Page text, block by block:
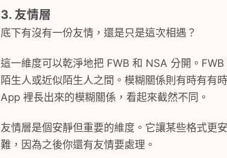
3. 友情層
底下有沒有一份友情，還是只是這次相遇？
這一維度可以乾淨地把 FWB 和 NSA 分開。
陌生人或近似陌生人之間。模糊關係則有時有
App 裡長出來的模糊關係，看起來截然不同。
友情層是個安靜但重要的維度。它讓某些格式
難，因為之後你還有友情要處理。